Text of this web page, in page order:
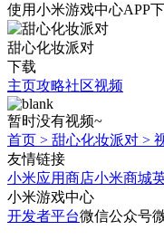
使用小米游戏中心APP
甜心化妆派对
下载
主页攻略社区视频
暂时没有视频~
首页 > 甜心化妆派对 >
友情链接
小米应用商店小米商城
小米游戏中心
开发者平台微信公众号